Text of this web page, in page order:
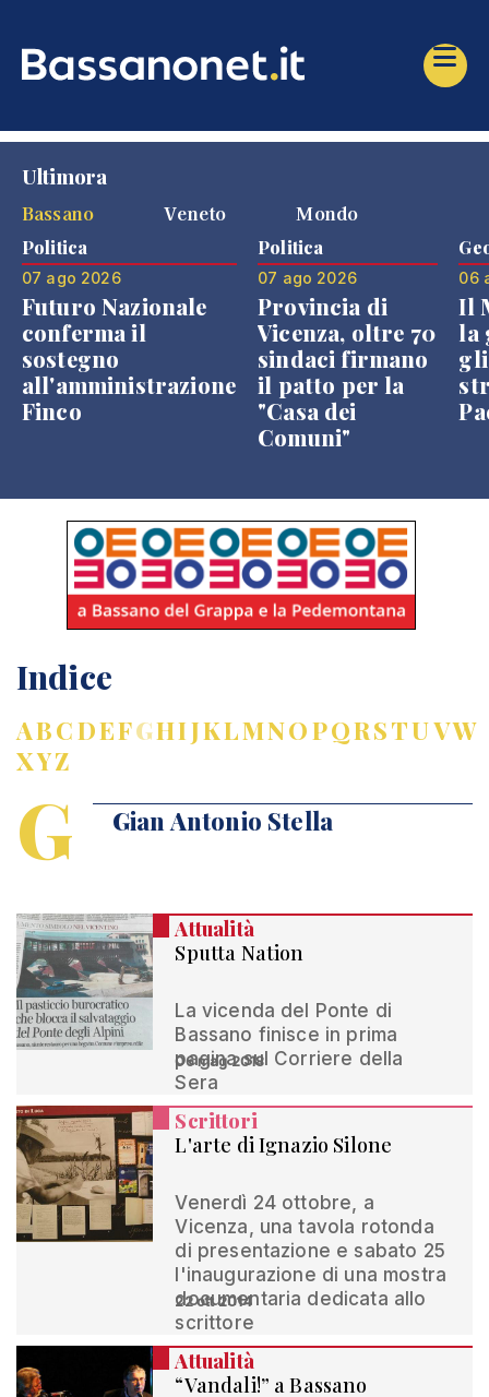
Ultimora
Bassano
Veneto Mondo
Politica
07 ago 2026
Futuro Nazionale
conferma il
sostegno
all'amministrazione
Finco
Politica
07 ago 2026
Provincia di
Vicenza, oltre 70
sindaci firmano
il patto per la
"Casa dei
Comuni"
06
Il
la
Indice
ABCDEFGHIJKLMNOPQRSTUVW
XYZ
G Gian Antonio Stella
Attualità
Sputta Nation
La vicenda del Ponte di
Bassano finisce in prima
pagina sul Corriere della
Sera
06 mag 2018
Scrittori
L'arte di Ignazio Silone
Venerdì 24 ottobre, a
Vicenza, una tavola rotonda
di presentazione e sabato 25
l'inaugurazione di una mostra
documentaria dedicata allo
scrittore
22 ott 2014
Attualità
“Vandali!” a Bassano